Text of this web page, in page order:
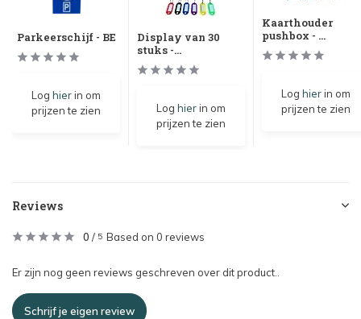
Parkeerschijf - BE
Log hierin om
prijzen te zien
Display van 30
stuks -...
Log hierin om
prijzen te zien
Kaarthouder
pushbox - ...
Log hierin om
prijzen te zien
Reviews
0 / 5 Based on 0 reviews
Er zijn nog geen reviews geschreven over dit product..
Schrijf je eigen review